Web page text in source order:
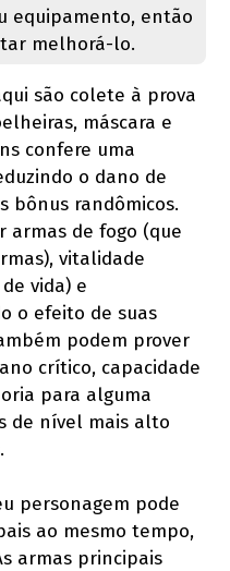
equipamento, então
melhorá-lo.
são colete à prova
máscara e
confere uma
o dano de
bônus randômicos.
armas de fogo (que
vitalidade
vida) e
o efeito de suas
podem prover
crítico, capacidade
para alguma
de nível mais alto
personagem pode
ao mesmo tempo,
armas principais